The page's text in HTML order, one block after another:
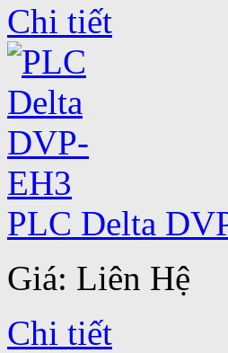
Chi tiết
PLC Delta
Giá: Liên Hệ
Chi tiết